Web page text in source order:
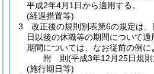
平成2年4月1日から適用する。
(経過措置等)
3
改正後の規則別表第6の規定は
日以後の休職等の期間について
期間については、なお従前の例に
附 則(平成3年12月25日規
(施行期日等)